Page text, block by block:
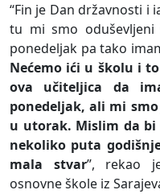
“Fin je Dan državnosti i
tu mi smo
ponedeljak pa tako
Nećemo ići u školu i
ova učiteljica da
ponedeljak, ali mi
u utorak. Mislim da
nekoliko puta
mala stvar”, rekao
osnovne škole iz